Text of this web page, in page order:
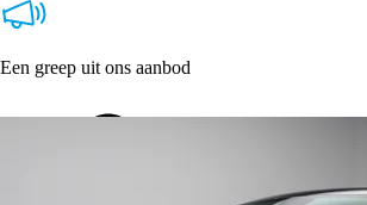
Een greep uit ons aanbod